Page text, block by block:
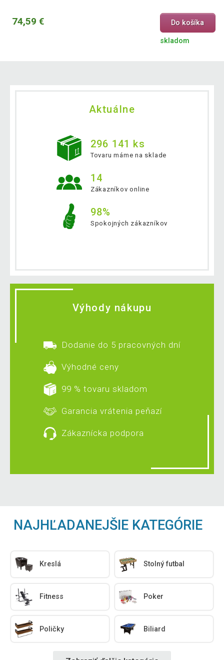
74,59 € Do košíka
skladom
Aktuálne
296 141 ks
Tovaru máme na sklade
14
Zákazníkov online
98%
Spokojných zákazníkov
Výhody nákupu
Dodanie do 5 pracovných dní
Výhodné ceny
99 % tovaru skladom
Garancia vrátenia peňazí
Zákaznícka podpora
NAJHĽADANEJŠIE KATEGÓRIE
Kreslá Stolný futbal
Fitness Poker
Poličky Biliard